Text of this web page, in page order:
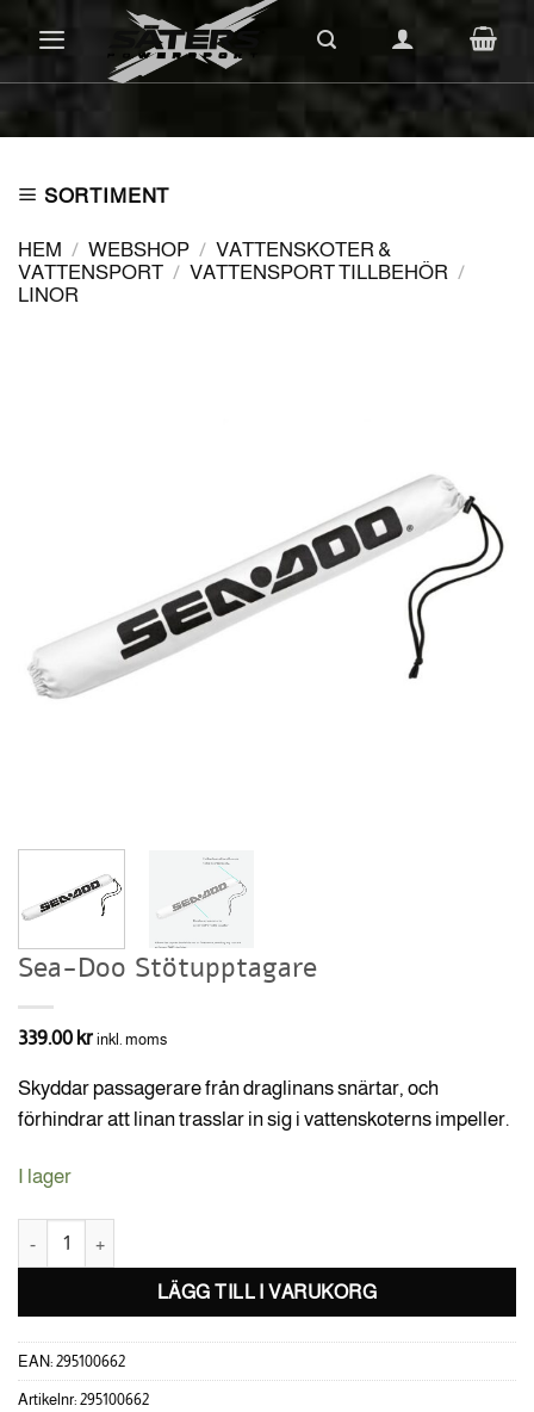
SORTIMENT
HEM / WEBSHOP / VATTENSKOTER &
VATTENSPORT / VATTENSPORT TILLBEHÖR /
LINOR
Sea-Doo Stötupptagare
339.00 kr inkl. moms
Skyddar passagerare från draglinans snärtar, och
förhindrar att linan trasslar in sig i vattenskoterns impeller.
I lager
Sea-Doo Stötupptagare mängd
LÄGG TILL I VARUKORG
EAN: 295100662
Artikelnr: 295100662